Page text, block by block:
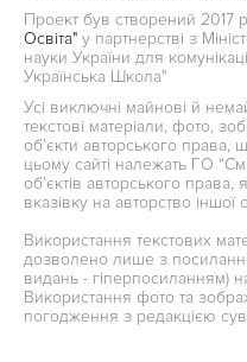
Проект був створений 2017
Освіта" у партнерстві з
науки України для
Українська Школа"
Усі виключні майнові й
текстові матеріали, фото,
об’єкти авторського права,
цьому сайті належать ГО
об’єктів авторського права,
вказівку на авторство іншої
Використання текстових
дозволено лише з
видань - гіперпосиланням)
Використання фото та
погодження з редакцією